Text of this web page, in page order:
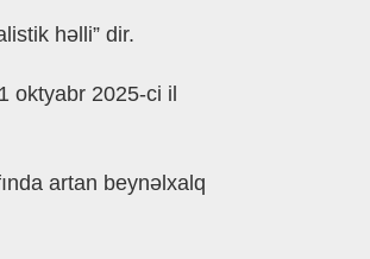
hǝlli” dir.
oktyabr 2025-ci il
artan beynǝlxalq